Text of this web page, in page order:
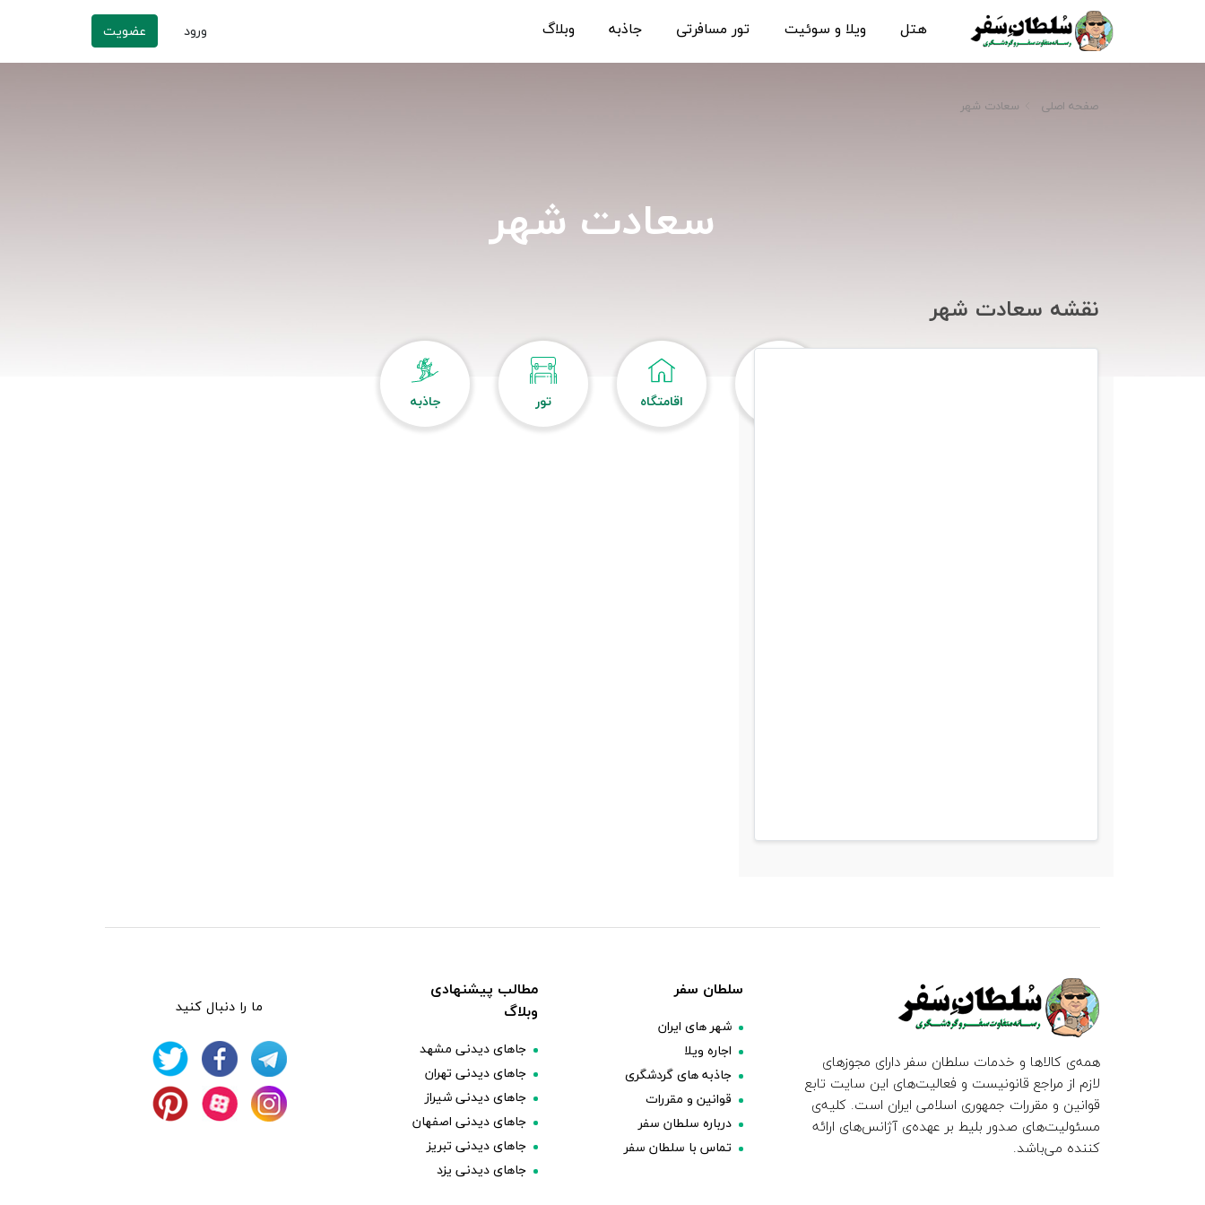
هتل ویلا و سوئیت تور مسافرتی جاذبه وبلاگ ورود عضویت
سعادت شهر
اقامتگاه تور جاذبه
صفحه اصلی سعادت شهر
نقشه سعادت شهر
همه‌ی کالاها و خدمات سلطان سفر دارای مجوزهای
لازم از مراجع قانونیست و فعالیت‌های این سایت تابع
قوانین و مقررات جمهوری اسلامی ایران است. کلیه‌ی
مسئولیت‌های صدور بلیط بر عهده‌ی آژانس‌های ارائه
کننده می‌باشد.
سلطان سفر
شهر های ایران
اجاره ویلا
جاذبه های گردشگری
قوانین و مقررات
درباره سلطان سفر
تماس با سلطان سفر
مطالب پیشنهادی
وبلاگ
جاهای دیدنی مشهد
جاهای دیدنی تهران
جاهای دیدنی شیراز
جاهای دیدنی اصفهان
جاهای دیدنی تبریز
جاهای دیدنی یزد
ما را دنبال کنید